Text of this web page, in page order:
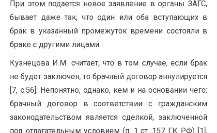
При этом подается новое заявление в органы ЗАГС,
бывает да­же так, что один или оба вступающих в
брак в указанный промежуток време­ни состояли в
браке с другими лицами.
Кузнецова И.М. считает, что в том случае, если брак
не будет заклю­чен, то брачный договор аннулируется
[7, с.56]. Непонятно, однако, кем и на основа­нии чего:
брачный договор в соответствии с гражданским
законодательством является сделкой, заключенной
под отлагательным условием (п. 1 ст. 157 ГК РФ) [1],